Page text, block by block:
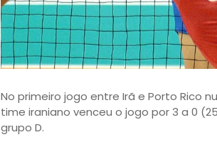
No primeiro jogo entre Irã e Porto Rico
time iraniano venceu o jogo por 3 a 0
grupo D.